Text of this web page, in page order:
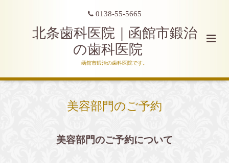
0138-55-5665
北条歯科医院｜函館市鍛治
の歯科医院
函館市鍛治の歯科医院です。
美容部門のご予約
美容部門のご予約について